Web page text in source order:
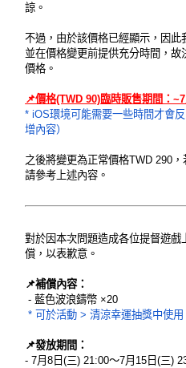
諒。
不過，由於該價格已經顯示，因此
並在價格變更前提供充分時間，
價格。
📌價格(TWD 90)臨時販售期間：
* iOS環境可能需要一些時間才會
增內容）
之後將變更為正常價格TWD 290
請參考上述內容。
對於因本次問題造成各位提督遊
償，以表歉意。
📌補償內容：
- 藍色波浪鑄幣 ×20
* 可於活動 > 清涼幸運抽獎中使用
📌發放期間：
- 7月8日(三) 21:00～7月15日(三)